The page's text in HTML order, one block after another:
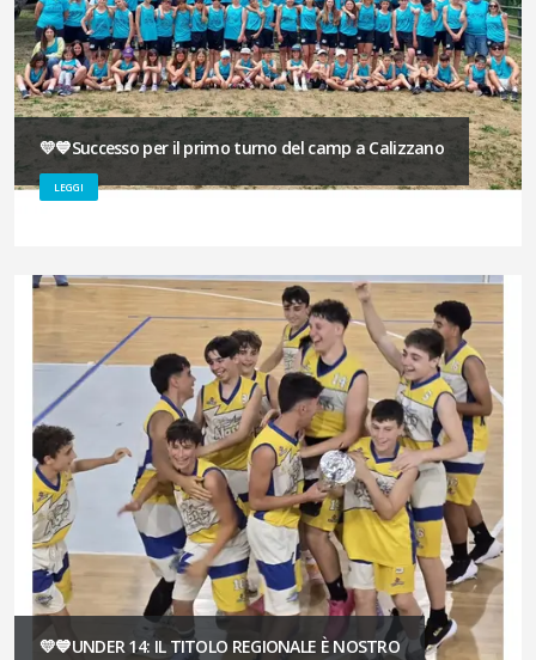
💛💙Successo per il primo turno del camp a Calizzano
LEGGI
💛💙UNDER 14: IL TITOLO REGIONALE È NOSTRO